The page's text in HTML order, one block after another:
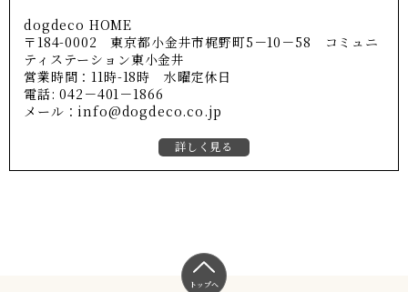
dogdeco HOME
〒184-0002 東京都小金井市梶野町5－10－58 コミュニ
ティステーション東小金井
営業時間：11時-18時 水曜定休日
電話: 042－401－1866
メール：info@dogdeco.co.jp
詳しく見る
トップへ